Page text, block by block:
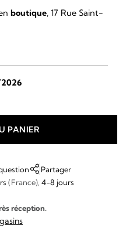
boutique, 17 Rue Saint-
PANIER
Partager
(France), 4-8 jours
réception.